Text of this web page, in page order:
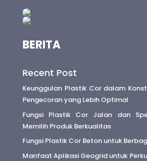
BERITA
Recent Post
Keunggulan Plastik Cor dalam
Pengecoran yang Lebih Optimal
Fungsi Plastik Cor Jalan dan
Memilih Produk Berkualitas
Fungsi Plastik Cor Beton untuk
Manfaat Aplikasi Geogrid untuk